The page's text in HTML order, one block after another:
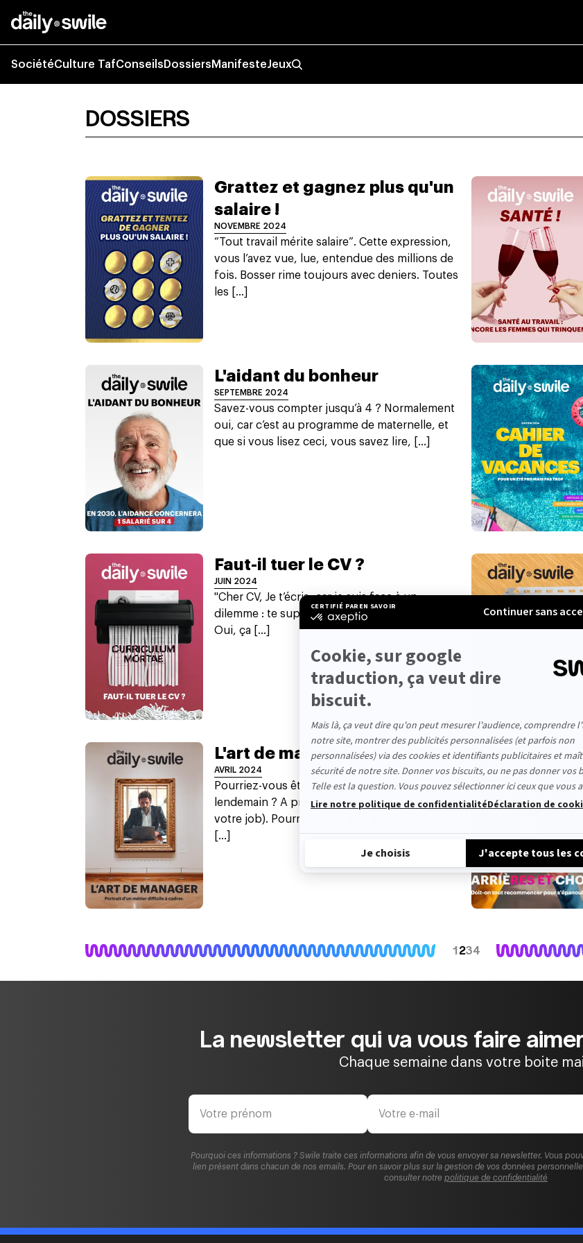
SociétéCulture TafConseils Dossiers ManifesteJeux
DOSSIERS
Grattez et gagnez plus qu'un
salaire !
NOVEMBRE 2024
“Tout travail mérite salaire”. Cette expression,
vous l’avez vue, lue, entendue des millions de
fois. Bosser rime toujours avec deniers. Toutes
les [...]
L'aidant du bonheur
SEPTEMBRE 2024
Savez-vous compter jusqu’à 4 ? Normalement
oui, car c’est au programme de maternelle, et
que si vous lisez ceci, vous savez lire, [...]
Faut-il tuer le CV ?
JUIN 2024
"Cher CV, Je t’écris, car je suis face à un
dilemme : te supprimer ou te sauver la vie ?
Oui, ça [...]
L'art de manager
AVRIL 2024
Pourriez-vous être plombier du jour au
lendemain ? A priori non (sauf si c’est déjà
votre job). Pourriez-vous être manager du jour
[...]
1234
La newsletter qui va vous faire
Chaque semaine dans votre boite
Pourquoi ces informations ? Swile traite ces informations afin de vous envoyer sa newsletter. Vous
lien présent dans chacun de nos emails. Pour en savoir plus sur la gestion de vos données
consulter notre politique de confidentialité